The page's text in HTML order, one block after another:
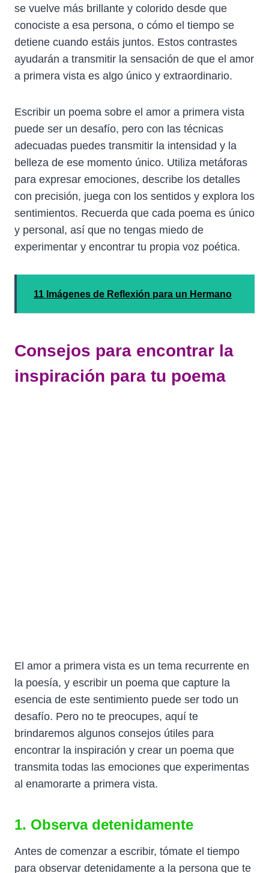
se vuelve más brillante y colorido desde que
conociste a esa persona, o cómo el tiempo se
detiene cuando estáis juntos. Estos contrastes
ayudarán a transmitir la sensación de que el amor
a primera vista es algo único y extraordinario.
Escribir un poema sobre el amor a primera vista
puede ser un desafío, pero con las técnicas
adecuadas puedes transmitir la intensidad y la
belleza de ese momento único. Utiliza metáforas
para expresar emociones, describe los detalles
con precisión, juega con los sentidos y explora los
sentimientos. Recuerda que cada poema es único
y personal, así que no tengas miedo de
experimentar y encontrar tu propia voz poética.
11 Imágenes de Reflexión para un Hermano
Consejos para encontrar la
inspiración para tu poema
El amor a primera vista es un tema recurrente en
la poesía, y escribir un poema que capture la
esencia de este sentimiento puede ser todo un
desafío. Pero no te preocupes, aquí te
brindaremos algunos consejos útiles para
encontrar la inspiración y crear un poema que
transmita todas las emociones que experimentas
al enamorarte a primera vista.
1. Observa detenidamente
Antes de comenzar a escribir, tómate el tiempo
para observar detenidamente a la persona que te